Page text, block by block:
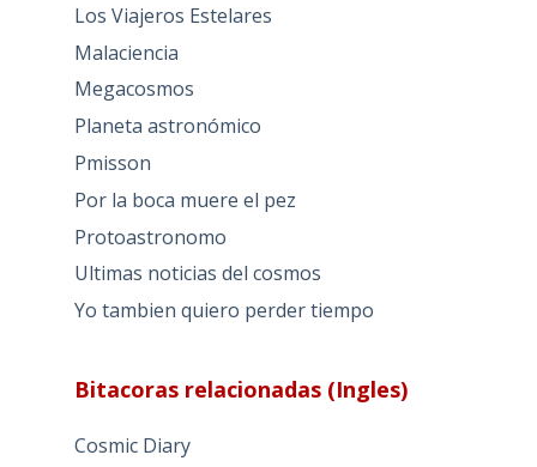
Los Viajeros Estelares
Malaciencia
Megacosmos
Planeta astronómico
Pmisson
Por la boca muere el pez
Protoastronomo
Ultimas noticias del cosmos
Yo tambien quiero perder tiempo
Bitacoras relacionadas (Ingles)
Cosmic Diary